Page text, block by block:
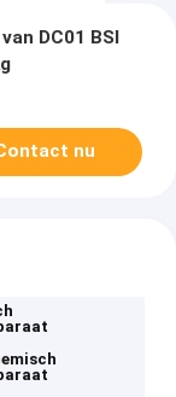
DC01 BSI
nu